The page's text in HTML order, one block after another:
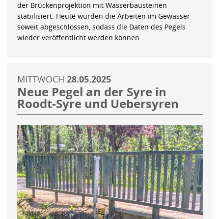
der Brückenprojektion mit Wasserbausteinen
stabilisiert. Heute wurden die Arbeiten im Gewässer
soweit abgeschlossen, sodass die Daten des Pegels
wieder veröffentlicht werden können.
MITTWOCH 28.05.2025
Neue Pegel an der Syre in
Roodt-Syre und Uebersyren